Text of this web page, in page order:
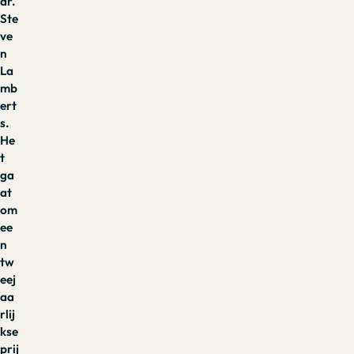
Ste
ve
n
La
mb
ert
s.
He
t
ga
at
om
ee
n
tw
eej
aa
rlij
kse
prij